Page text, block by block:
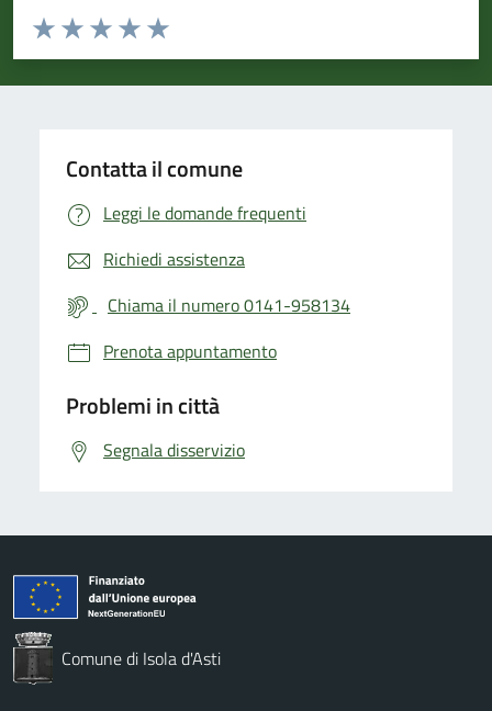
Valuta da 1 a 5 stelle la pagina
Valuta 5 stelle su 5
Valuta 4 stelle su 5
Valuta 3 stelle su 5
Valuta 2 stelle su 5
Valuta 1 stelle su 5
Contatta il comune
Leggi le domande frequenti
Richiedi assistenza
Chiama il numero 0141-958134
Prenota appuntamento
Problemi in città
Segnala disservizio
Comune di Isola d'Asti